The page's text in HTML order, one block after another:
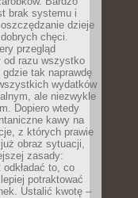
brak systemu i
dzieje
chęci.
przegląd
od razu wszystko
tak naprawdę
wydatków
ale niezwykle
Dopiero wtedy
kawy na
z których prawie
obraz sytuacji,
zasady:
odkładać to, co
potraktować
Ustalić kwotę –